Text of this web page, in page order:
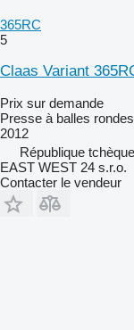
365RC
5
Claas Variant
Prix sur demande
Presse à balles rondes
2012
République
EAST WEST 24 s.r.o.
Contacter le vendeur